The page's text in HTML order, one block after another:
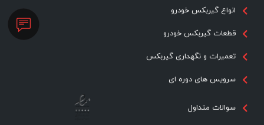
انواع گیربکس خودرو
قطعات گیربکس خودرو
تعمیرات و نگهداری گیربکس
سرویس های دوره ای
سوالات متداول